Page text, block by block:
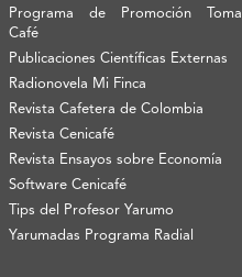
Programa de Promoción Toma
Café
Publicaciones Científicas Externas
Radionovela Mi Finca
Revista Cafetera de Colombia
Revista Cenicafé
Revista Ensayos sobre Economía
Software Cenicafé
Tips del Profesor Yarumo
Yarumadas Programa Radial